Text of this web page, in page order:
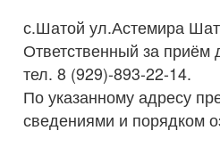
с.Шатой ул.Астемира
Ответственный за
тел. 8 (929)-893-22-14.
По указанному адресу
сведениями и порядком